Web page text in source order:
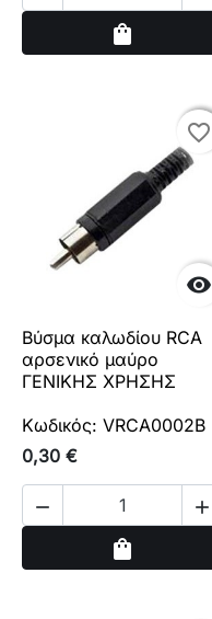
shopping_bag

favorite_border
favorite_border
Βύσμα καλωδίου RCA
αρσενικό μαύρο
ΓΕΝΙΚΗΣ ΧΡΗΣΗΣ
Κωδικός: VRCA0002B
0,30 €
 
shopping_bag